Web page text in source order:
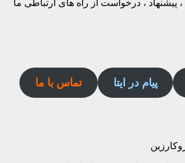
پیشنهاد ، درخواست از راه های ارتباطی ما
پیام در ایتا تماس با ما